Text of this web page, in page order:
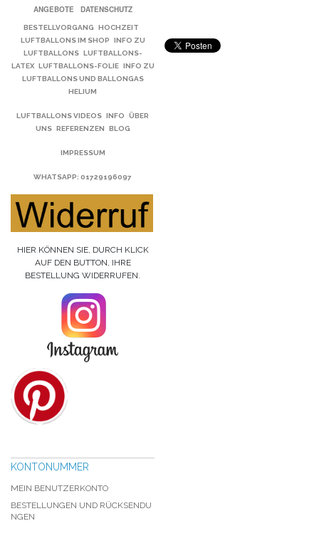
ANGEBOTE
DATENSCHUTZ
BESTELLVORGANG
HOCHZEIT
LUFTBALLONS IM SHOP
INFO ZU
LUFTBALLONS
LUFTBALLONS-
LATEX
LUFTBALLONS-FOLIE
INFO ZU
LUFTBALLONS UND BALLONGAS
HELIUM
LUFTBALLONS VIDEOS INFO
ÜBER
UNS
REFERENZEN BLOG
IMPRESSUM
WHATSAPP: 01729196097
HIER KÖNNEN SIE, DURCH KLICK
AUF DEN BUTTON, IHRE
BESTELLUNG WIDERRUFEN.
KONTONUMMER
MEIN BENUTZERKONTO
BESTELLUNGEN UND RÜCKSENDU
NGEN